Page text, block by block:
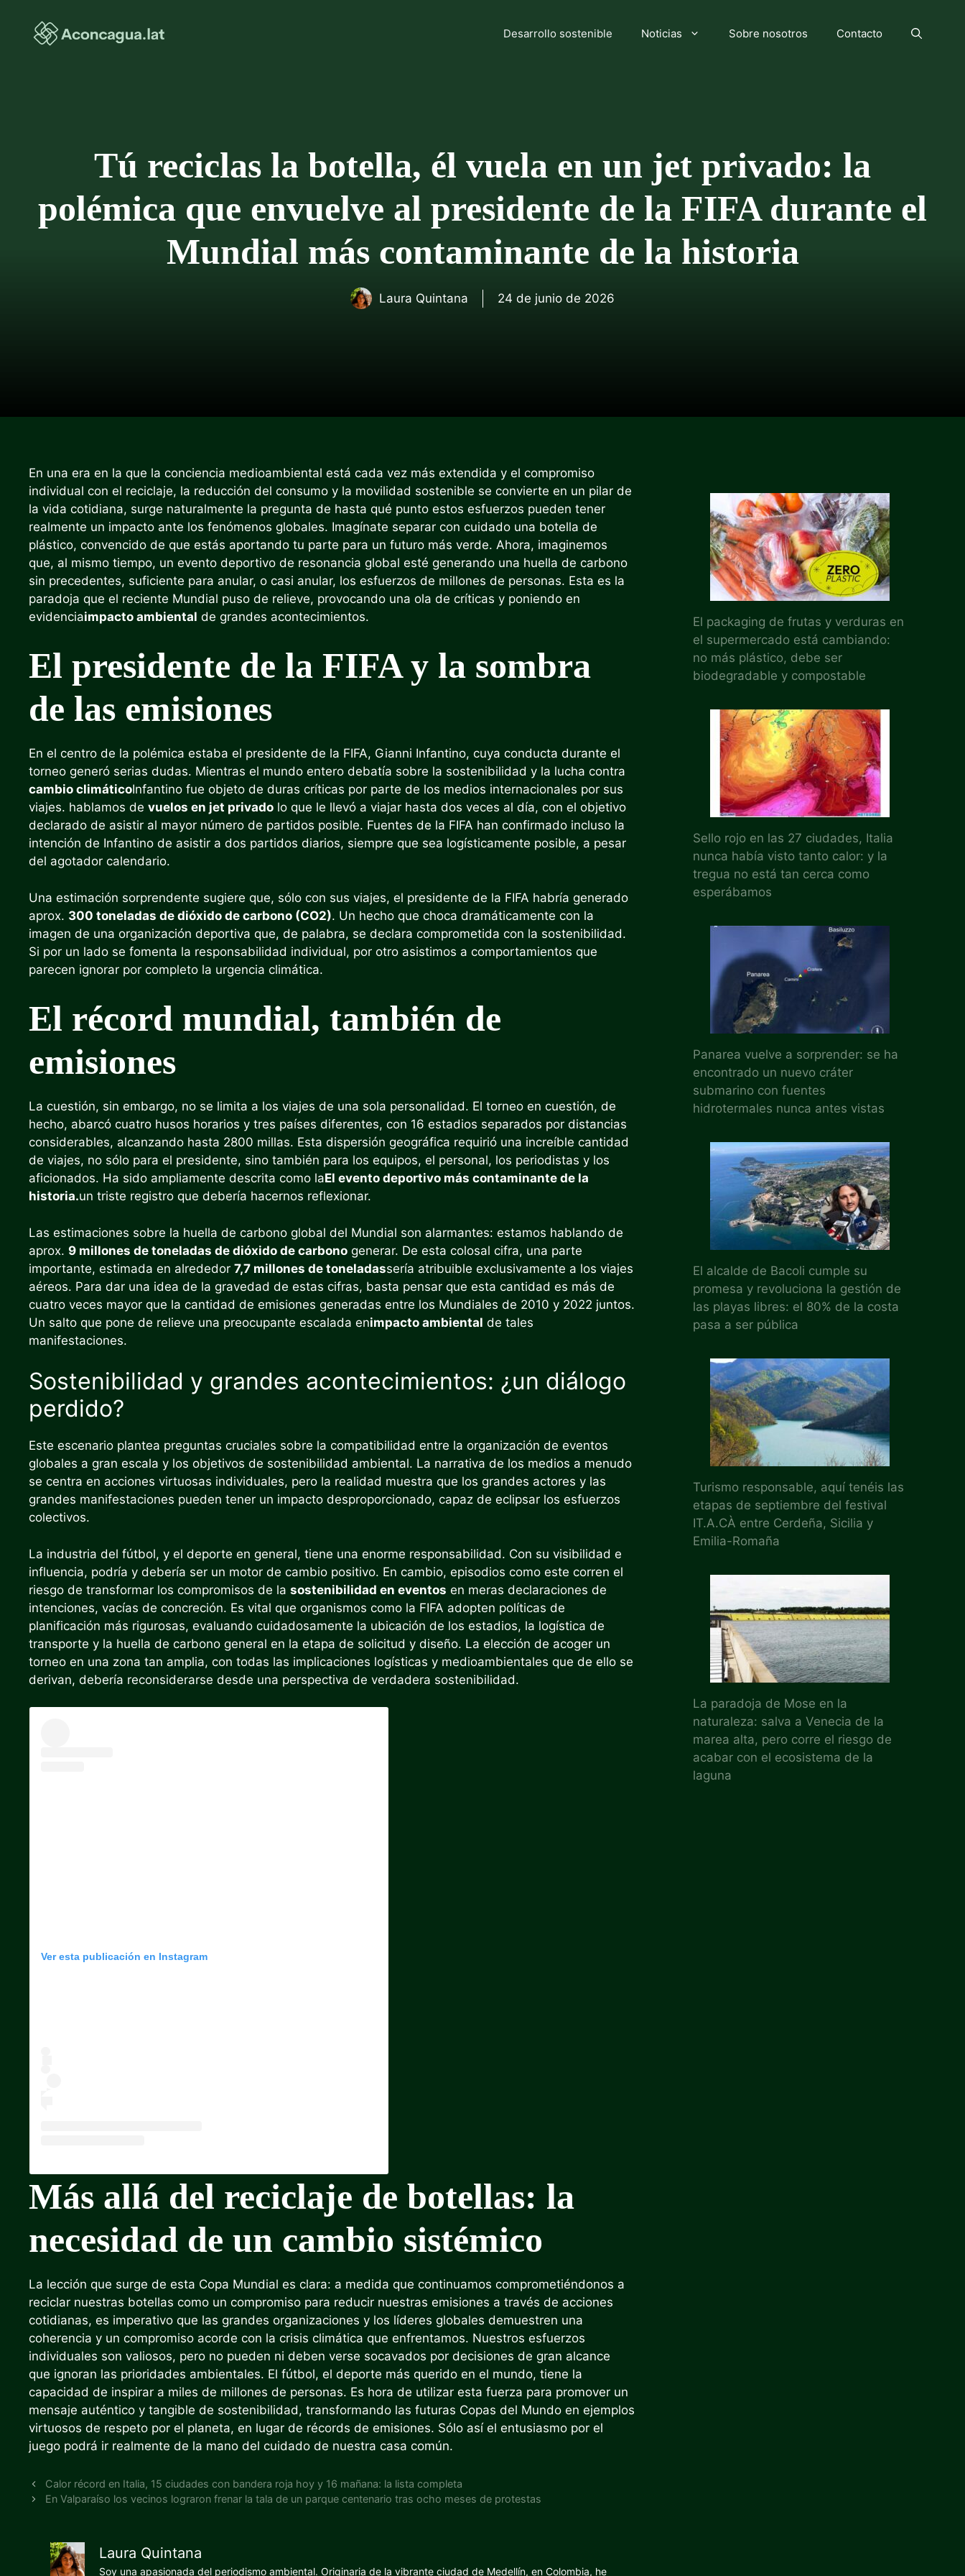
contenido
Desarrollo sostenible Noticias Sobre nosotros Contacto
Tú reciclas la botella, él vuela en un jet privado: la
polémica que envuelve al presidente de la FIFA durante el
Mundial más contaminante de la historia
Laura Quintana 24 de junio de 2026
En una era en la que la conciencia medioambiental está cada vez más extendida y el compromiso
individual con el reciclaje, la reducción del consumo y la movilidad sostenible se convierte en un pilar de
la vida cotidiana, surge naturalmente la pregunta de hasta qué punto estos esfuerzos pueden tener
realmente un impacto ante los fenómenos globales. Imagínate separar con cuidado una botella de
plástico, convencido de que estás aportando tu parte para un futuro más verde. Ahora, imaginemos
que, al mismo tiempo, un evento deportivo de resonancia global esté generando una huella de carbono
sin precedentes, suficiente para anular, o casi anular, los esfuerzos de millones de personas. Esta es la
paradoja que el reciente Mundial puso de relieve, provocando una ola de críticas y poniendo en
evidenciaimpacto ambiental de grandes acontecimientos.
El presidente de la FIFA y la sombra
de las emisiones
En el centro de la polémica estaba el presidente de la FIFA, Gianni Infantino, cuya conducta durante el
torneo generó serias dudas. Mientras el mundo entero debatía sobre la sostenibilidad y la lucha contra
cambio climáticoInfantino fue objeto de duras críticas por parte de los medios internacionales por sus
viajes. hablamos de vuelos en jet privado lo que le llevó a viajar hasta dos veces al día, con el objetivo
declarado de asistir al mayor número de partidos posible. Fuentes de la FIFA han confirmado incluso la
intención de Infantino de asistir a dos partidos diarios, siempre que sea logísticamente posible, a pesar
del agotador calendario.
Una estimación sorprendente sugiere que, sólo con sus viajes, el presidente de la FIFA habría generado
aprox. 300 toneladas de dióxido de carbono (CO2). Un hecho que choca dramáticamente con la
imagen de una organización deportiva que, de palabra, se declara comprometida con la sostenibilidad.
Si por un lado se fomenta la responsabilidad individual, por otro asistimos a comportamientos que
parecen ignorar por completo la urgencia climática.
El récord mundial, también de
emisiones
La cuestión, sin embargo, no se limita a los viajes de una sola personalidad. El torneo en cuestión, de
hecho, abarcó cuatro husos horarios y tres países diferentes, con 16 estadios separados por distancias
considerables, alcanzando hasta 2800 millas. Esta dispersión geográfica requirió una increíble cantidad
de viajes, no sólo para el presidente, sino también para los equipos, el personal, los periodistas y los
aficionados. Ha sido ampliamente descrita como laEl evento deportivo más contaminante de la
historia.un triste registro que debería hacernos reflexionar.
Las estimaciones sobre la huella de carbono global del Mundial son alarmantes: estamos hablando de
aprox. 9 millones de toneladas de dióxido de carbono generar. De esta colosal cifra, una parte
importante, estimada en alrededor 7,7 millones de toneladassería atribuible exclusivamente a los viajes
aéreos. Para dar una idea de la gravedad de estas cifras, basta pensar que esta cantidad es más de
cuatro veces mayor que la cantidad de emisiones generadas entre los Mundiales de 2010 y 2022 juntos.
Un salto que pone de relieve una preocupante escalada enimpacto ambiental de tales
manifestaciones.
Sostenibilidad y grandes acontecimientos: ¿un diálogo
perdido?
Este escenario plantea preguntas cruciales sobre la compatibilidad entre la organización de eventos
globales a gran escala y los objetivos de sostenibilidad ambiental. La narrativa de los medios a menudo
se centra en acciones virtuosas individuales, pero la realidad muestra que los grandes actores y las
grandes manifestaciones pueden tener un impacto desproporcionado, capaz de eclipsar los esfuerzos
colectivos.
La industria del fútbol, ​​y el deporte en general, tiene una enorme responsabilidad. Con su visibilidad e
influencia, podría y debería ser un motor de cambio positivo. En cambio, episodios como este corren el
riesgo de transformar los compromisos de la sostenibilidad en eventos en meras declaraciones de
intenciones, vacías de concreción. Es vital que organismos como la FIFA adopten políticas de
planificación más rigurosas, evaluando cuidadosamente la ubicación de los estadios, la logística de
transporte y la huella de carbono general en la etapa de solicitud y diseño. La elección de acoger un
torneo en una zona tan amplia, con todas las implicaciones logísticas y medioambientales que de ello se
derivan, debería reconsiderarse desde una perspectiva de verdadera sostenibilidad.
Ver esta publicación en Instagram
Más allá del reciclaje de botellas: la
necesidad de un cambio sistémico
La lección que surge de esta Copa Mundial es clara: a medida que continuamos comprometiéndonos a
reciclar nuestras botellas como un compromiso para reducir nuestras emisiones a través de acciones
cotidianas, es imperativo que las grandes organizaciones y los líderes globales demuestren una
coherencia y un compromiso acorde con la crisis climática que enfrentamos. Nuestros esfuerzos
individuales son valiosos, pero no pueden ni deben verse socavados por decisiones de gran alcance
que ignoran las prioridades ambientales. El fútbol, ​​el deporte más querido en el mundo, tiene la
capacidad de inspirar a miles de millones de personas. Es hora de utilizar esta fuerza para promover un
mensaje auténtico y tangible de sostenibilidad, transformando las futuras Copas del Mundo en ejemplos
virtuosos de respeto por el planeta, en lugar de récords de emisiones. Sólo así el entusiasmo por el
juego podrá ir realmente de la mano del cuidado de nuestra casa común.
Calor récord en Italia, 15 ciudades con bandera roja hoy y 16 mañana: la lista completa
En Valparaíso los vecinos lograron frenar la tala de un parque centenario tras ocho meses de protestas
Laura Quintana
Soy una apasionada del periodismo ambiental. Originaria de la vibrante ciudad de Medellín, en Colombia, he
El packaging de frutas y verduras en
el supermercado está cambiando:
no más plástico, debe ser
biodegradable y compostable
Sello rojo en las 27 ciudades, Italia
nunca había visto tanto calor: y la
tregua no está tan cerca como
esperábamos
Panarea vuelve a sorprender: se ha
encontrado un nuevo cráter
submarino con fuentes
hidrotermales nunca antes vistas
El alcalde de Bacoli cumple su
promesa y revoluciona la gestión de
las playas libres: el 80% de la costa
pasa a ser pública
Turismo responsable, aquí tenéis las
etapas de septiembre del festival
IT.A.CÀ entre Cerdeña, Sicilia y
Emilia-Romaña
La paradoja de Mose en la
naturaleza: salva a Venecia de la
marea alta, pero corre el riesgo de
acabar con el ecosistema de la
laguna